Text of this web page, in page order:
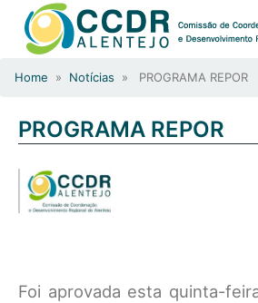
Home » Notícias » PROGRAMA REPOR
PROGRAMA REPOR
Foi aprovada esta quinta-